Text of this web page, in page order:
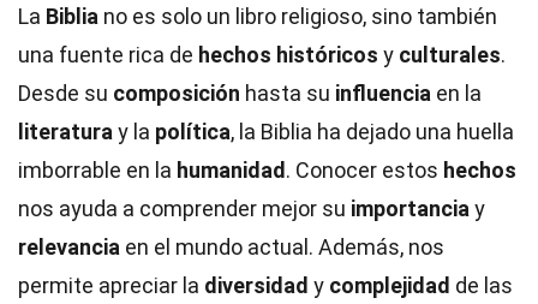
La Biblia no es solo un libro religioso, sino también
una fuente rica de hechos históricos y culturales.
Desde su composición hasta su influencia en la
literatura y la política, la Biblia ha dejado una huella
imborrable en la humanidad . Conocer estos hechos
nos ayuda a comprender mejor su importancia y
relevancia en el mundo actual. Además, nos
permite apreciar la diversidad y complejidad de las